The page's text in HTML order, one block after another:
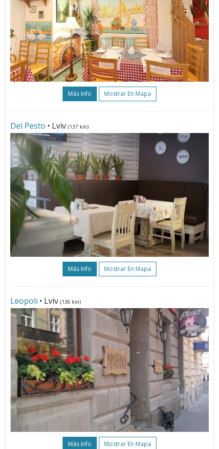
Más Info Mostrar En Mapa
Del Pesto • Lviv (137 km)
Más Info Mostrar En Mapa
Leopoli • Lviv (136 km)
Más Info Mostrar En Mapa